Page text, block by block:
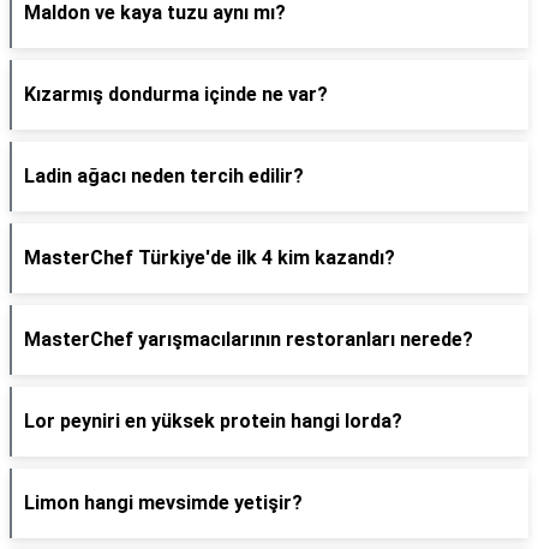
Maldon ve kaya tuzu aynı mı?
Kızarmış dondurma içinde ne var?
Ladin ağacı neden tercih edilir?
MasterChef Türkiye'de ilk 4 kim kazandı?
MasterChef yarışmacılarının restoranları nerede?
Lor peyniri en yüksek protein hangi lorda?
Limon hangi mevsimde yetişir?